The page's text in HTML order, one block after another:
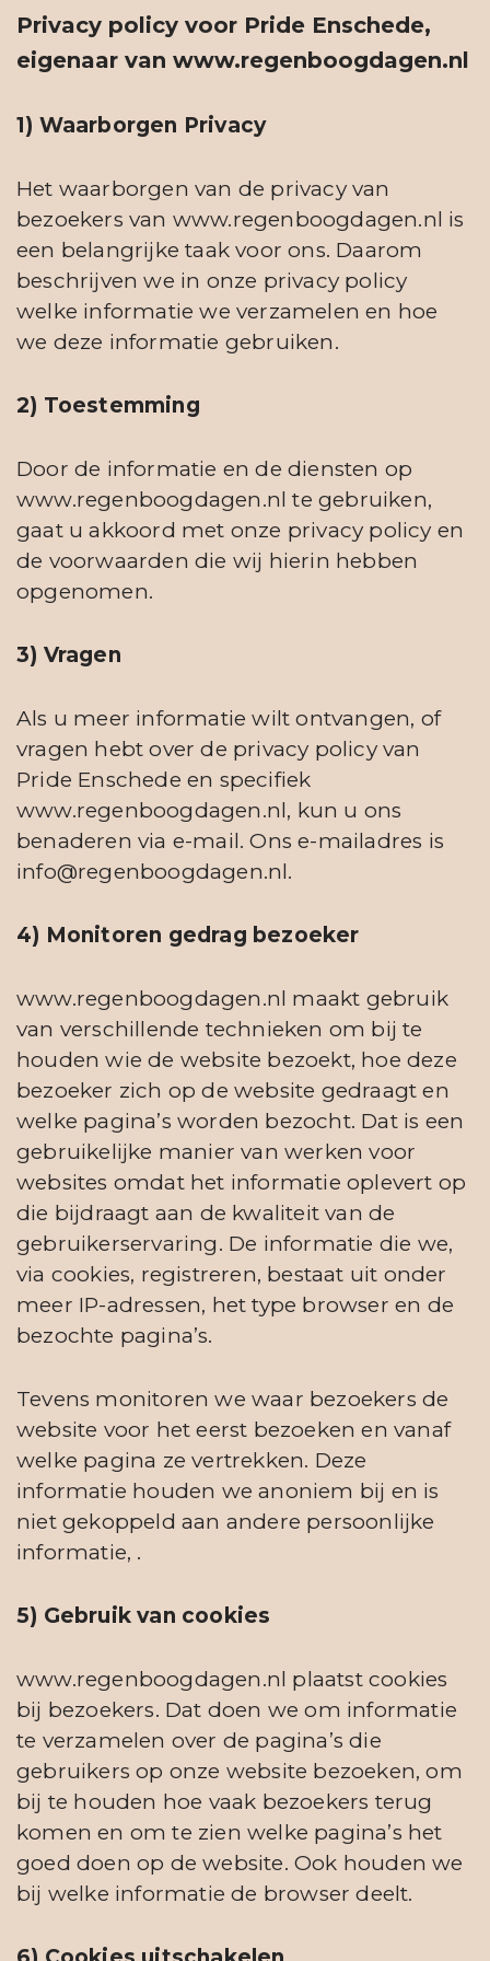
Privacy policy voor Pride Enschede,
eigenaar van www.regenboogdagen.nl
1) Waarborgen Privacy
Het waarborgen van de privacy van
bezoekers van www.regenboogdagen.nl is
een belangrijke taak voor ons. Daarom
beschrijven we in onze privacy policy
welke informatie we verzamelen en hoe
we deze informatie gebruiken.
2) Toestemming
Door de informatie en de diensten op
www.regenboogdagen.nl te gebruiken,
gaat u akkoord met onze privacy policy en
de voorwaarden die wij hierin hebben
opgenomen.
3) Vragen
Als u meer informatie wilt ontvangen, of
vragen hebt over de privacy policy van
Pride Enschede en specifiek
www.regenboogdagen.nl, kun u ons
benaderen via e-mail. Ons e-mailadres is
info@regenboogdagen.nl.
4) Monitoren gedrag bezoeker
www.regenboogdagen.nl maakt gebruik
van verschillende technieken om bij te
houden wie de website bezoekt, hoe deze
bezoeker zich op de website gedraagt en
welke pagina’s worden bezocht. Dat is een
gebruikelijke manier van werken voor
websites omdat het informatie oplevert op
die bijdraagt aan de kwaliteit van de
gebruikerservaring. De informatie die we,
via cookies, registreren, bestaat uit onder
meer IP-adressen, het type browser en de
bezochte pagina’s.
Tevens monitoren we waar bezoekers de
website voor het eerst bezoeken en vanaf
welke pagina ze vertrekken. Deze
informatie houden we anoniem bij en is
niet gekoppeld aan andere persoonlijke
informatie, .
5) Gebruik van cookies
www.regenboogdagen.nl plaatst cookies
bij bezoekers. Dat doen we om informatie
te verzamelen over de pagina’s die
gebruikers op onze website bezoeken, om
bij te houden hoe vaak bezoekers terug
komen en om te zien welke pagina’s het
goed doen op de website. Ook houden we
bij welke informatie de browser deelt.